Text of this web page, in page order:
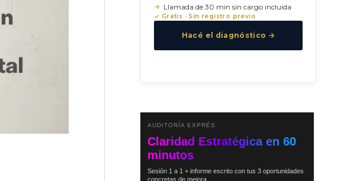
Llamada de 30 min sin cargo incluida
✓ Gratis · Sin registro previo
Hacé el diagnóstico →
AUDITORÍA EXPRÉS
Claridad Estratégica en 60
minutos
Sesión 1 a 1 + informe escrito con tus 3 oportunidades
concretas de mejora